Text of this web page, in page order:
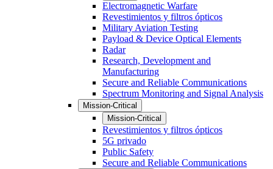
Electromagnetic Warfare
Revestimientos y filtros ópticos
Military Aviation Testing
Payload & Device Optical Elements
Radar
Research, Development and
Manufacturing
Secure and Reliable Communications
Spectrum Monitoring and Signal Analysis
Mission-Critical
Mission-Critical
Revestimientos y filtros ópticos
5G privado
Public Safety
Secure and Reliable Communications